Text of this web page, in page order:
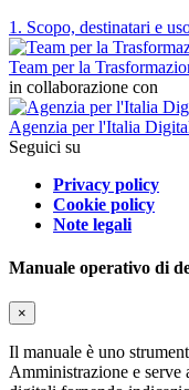
1. Scopo, destinatari e
Team per la
in collaborazione con
Agenzia per l'Italia
Seguici su
Privacy policy
Cookie policy
Note legali
Manuale operativo di
×
Il manuale è uno
Amministrazione e serve